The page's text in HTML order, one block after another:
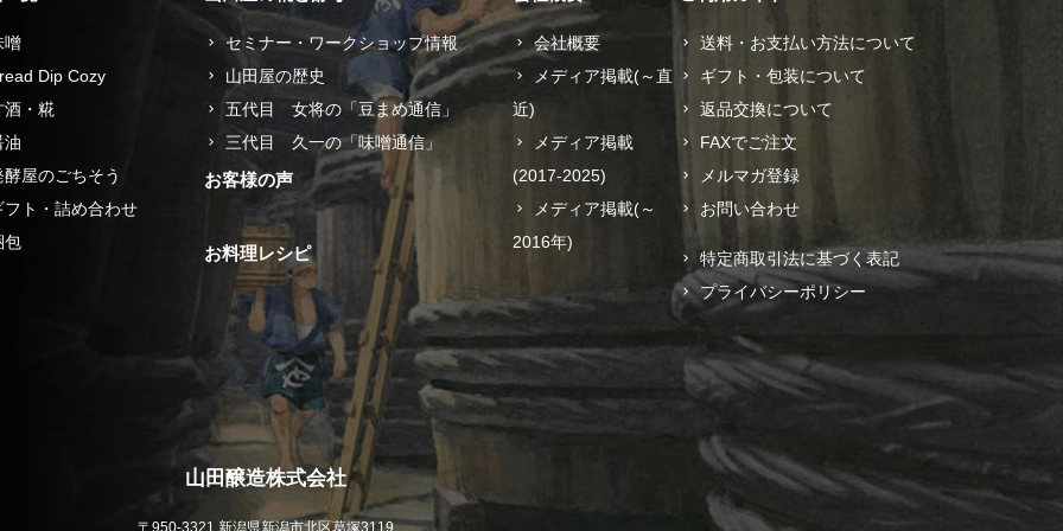
噌
Dip Cozy
酒・糀
油
酵屋のごちそう
フト・詰め合わせ
包
セミナー・ワークショップ情報
山田屋の歴史
五代目 女将の「豆まめ通信」
三代目 久一の「味噌通信」
お客様の声
お料理レシピ
会社概要
メディア掲載(～直
近)
メディア掲載
(2017-2025)
メディア掲載(～
2016年)
送料・お支払い方法について
ギフト・包装について
返品交換について
FAXでご注文
メルマガ登録
お問い合わせ
特定商取引法に基づく表記
プライバシーポリシー
山田醸造株式会社
〒950-3321 新潟県新潟市北区葛塚3119